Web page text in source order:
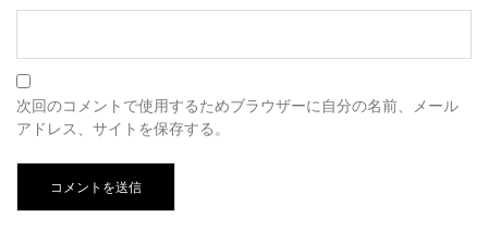
次回のコメントで使用するためブラウザーに自分の名前、メール
アドレス、サイトを保存する。